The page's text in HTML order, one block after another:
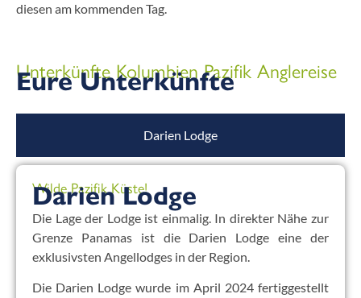
diesen am kommenden Tag.
Unterkünfte Kolumbien Pazifik Anglereise
Eure Unterkünfte
Darien Lodge
Wilde Pazifik Küste!
Darien Lodge
Die Lage der Lodge ist einmalig. In direkter Nähe zur
Grenze Panamas ist die Darien Lodge eine der
exklusivsten Angellodges in der Region.
Die Darien Lodge wurde im April 2024 fertiggestellt